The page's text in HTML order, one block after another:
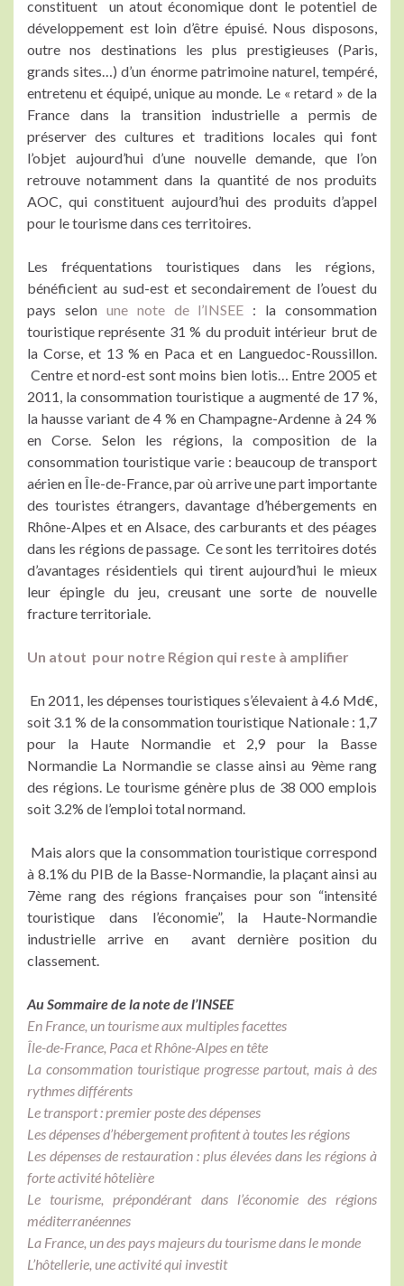
constituent un atout économique dont le potentiel de
développement est loin d’être épuisé. Nous disposons,
outre nos destinations les plus prestigieuses (Paris,
grands sites…) d’un énorme patrimoine naturel, tempéré,
entretenu et équipé, unique au monde. Le « retard » de la
France dans la transition industrielle a permis de
préserver des cultures et traditions locales qui font
l’objet aujourd’hui d’une nouvelle demande, que l’on
retrouve notamment dans la quantité de nos produits
AOC, qui constituent aujourd’hui des produits d’appel
pour le tourisme dans ces territoires.
Les fréquentations touristiques dans les régions,
bénéficient au sud-est et secondairement de l’ouest du
pays selon une note de l’INSEE : la consommation
touristique représente 31 % du produit intérieur brut de
la Corse, et 13 % en Paca et en Languedoc-Roussillon.
Centre et nord-est sont moins bien lotis… Entre 2005 et
2011, la consommation touristique a augmenté de 17 %,
la hausse variant de 4 % en Champagne-Ardenne à 24 %
en Corse. Selon les régions, la composition de la
consommation touristique varie : beaucoup de transport
aérien en Île-de-France, par où arrive une part importante
des touristes étrangers, davantage d’hébergements en
Rhône-Alpes et en Alsace, des carburants et des péages
dans les régions de passage. Ce sont les territoires dotés
d’avantages résidentiels qui tirent aujourd’hui le mieux
leur épingle du jeu, creusant une sorte de nouvelle
fracture territoriale.
Un atout pour notre Région qui reste à amplifier
En 2011, les dépenses touristiques s’élevaient à 4.6 Md€,
soit 3.1 % de la consommation touristique Nationale : 1,7
pour la Haute Normandie et 2,9 pour la Basse
Normandie La Normandie se classe ainsi au 9ème rang
des régions. Le tourisme génère plus de 38 000 emplois
soit 3.2% de l’emploi total normand.
Mais alors que la consommation touristique correspond
à 8.1% du PIB de la Basse-Normandie, la plaçant ainsi au
7ème rang des régions françaises pour son “intensité
touristique dans l’économie”, la Haute-Normandie
industrielle arrive en avant dernière position du
classement.
Au Sommaire de la note de l’INSEE
En France, un tourisme aux multiples facettes
Île-de-France, Paca et Rhône-Alpes en tête
La consommation touristique progresse partout, mais à des
rythmes différents
Le transport : premier poste des dépenses
Les dépenses d’hébergement profitent à toutes les régions
Les dépenses de restauration : plus élevées dans les régions à
forte activité hôtelière
Le tourisme, prépondérant dans l’économie des régions
méditerranéennes
La France, un des pays majeurs du tourisme dans le monde
L’hôtellerie, une activité qui investit